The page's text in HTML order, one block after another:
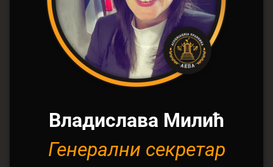
Владислава Милић
Генерални секретар